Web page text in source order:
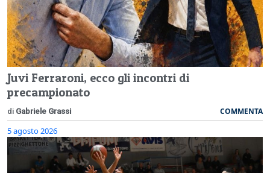
Juvi Ferraroni, ecco gli incontri di
precampionato
di Gabriele Grassi COMMENTA
5 agosto 2026